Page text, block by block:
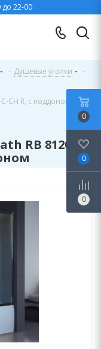
до 22-00
- Душевые уголки
-
CH R, с поддоном
RB 8120BK-
0
0
0